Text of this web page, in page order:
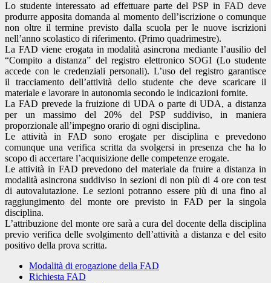
Lo studente interessato ad effettuare parte del PSP in FAD deve
produrre apposita domanda al momento dell’iscrizione o comunque
non oltre il termine previsto dalla scuola per le nuove iscrizioni
nell’anno scolastico di riferimento. (Primo quadrimestre).
La FAD viene erogata in modalità asincrona mediante l’ausilio del
“Compito a distanza” del registro elettronico SOGI (Lo studente
accede con le credenziali personali). L’uso del registro garantisce
il tracciamento dell’attività dello studente che deve scaricare il
materiale e lavorare in autonomia secondo le indicazioni fornite.
La FAD prevede la fruizione di UDA o parte di UDA, a distanza
per un massimo del 20% del PSP suddiviso, in maniera
proporzionale all’impegno orario di ogni disciplina.
Le attività in FAD sono erogate per disciplina e prevedono
comunque una verifica scritta da svolgersi in presenza che ha lo
scopo di accertare l’acquisizione delle competenze erogate.
Le attività in FAD prevedono del materiale da fruire a distanza in
modalità asincrona suddiviso in sezioni di non più di 4 ore con test
di autovalutazione. Le sezioni potranno essere più di una fino al
raggiungimento del monte ore previsto in FAD per la singola
disciplina.
L’attribuzione del monte ore sarà a cura del docente della disciplina
previo verifica delle svolgimento dell’attività a distanza e del esito
positivo della prova scritta.
Modalità di erogazione della FAD
Richiesta FAD